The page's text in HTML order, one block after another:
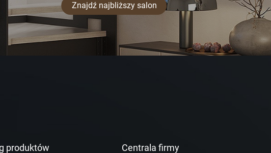
Znajdź najbliższy salon
produktów Centrala firmy